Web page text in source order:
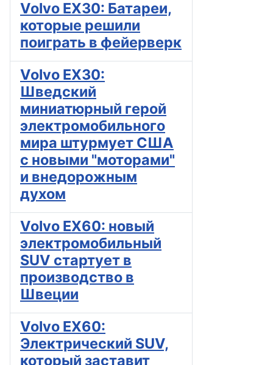
Volvo EX30: Батареи,
которые решили
поиграть в фейерверк
Volvo EX30:
Шведский
миниатюрный герой
электромобильного
мира штурмует США
с новыми "моторами"
и внедорожным
духом
Volvo EX60: новый
электромобильный
SUV стартует в
производство в
Швеции
Volvo EX60:
Электрический SUV,
который заставит